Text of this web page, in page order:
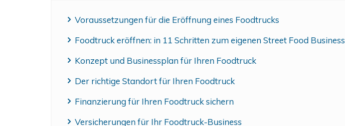
Voraussetzungen für die Eröffnung eines Foodtrucks
Foodtruck eröffnen: in 11 Schritten zum eigenen Street Food Business
Konzept und Businessplan für Ihren Foodtruck
Der richtige Standort für Ihren Foodtruck
Finanzierung für Ihren Foodtruck sichern
Versicherungen für Ihr Foodtruck-Business